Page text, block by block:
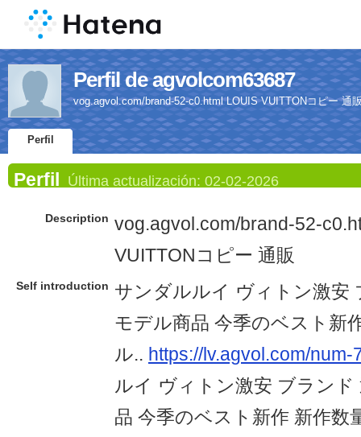
Perfil de agvolcom63687
vog.agvol.com/brand-52-c0.html LOUIS VUITTONコピー 通
Perfil
Perfil Última actualización: 02-02-2026
Description vog.agvol.com/brand-52-
VUITTONコピー 通販
Self introduction サンダルルイ ヴィトン激安
モデル商品 今季のベスト新
ル.. https://lv.agvol.com/num-
ルイ ヴィトン激安 ブランド
品 今季のベスト新作 新作数